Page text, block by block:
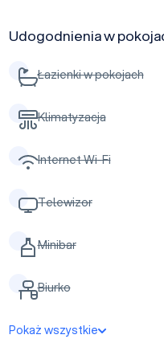
Udogodnienia w
Łazienki w pokojach
Klimatyzacja
Internet Wi-Fi
Telewizor
Minibar
Biurko
Pokaż wszystkie